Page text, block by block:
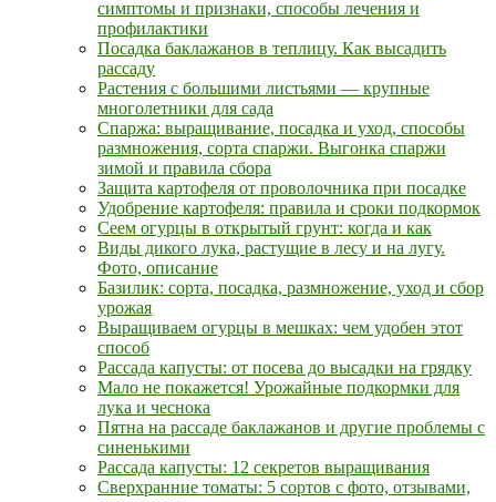
симптомы и признаки, способы лечения и
профилактики
Посадка баклажанов в теплицу. Как высадить
рассаду
Растения с большими листьями — крупные
многолетники для сада
Спаржа: выращивание, посадка и уход, способы
размножения, сорта спаржи. Выгонка спаржи
зимой и правила сбора
Защита картофеля от проволочника при посадке
Удобрение картофеля: правила и сроки подкормок
Сеем огурцы в открытый грунт: когда и как
Виды дикого лука, растущие в лесу и на лугу.
Фото, описание
Базилик: сорта, посадка, размножение, уход и сбор
урожая
Выращиваем огурцы в мешках: чем удобен этот
способ
Рассада капусты: от посева до высадки на грядку
Мало не покажется! Урожайные подкормки для
лука и чеснока
Пятна на рассаде баклажанов и другие проблемы с
синенькими
Рассада капусты: 12 секретов выращивания
Сверхранние томаты: 5 сортов с фото, отзывами,